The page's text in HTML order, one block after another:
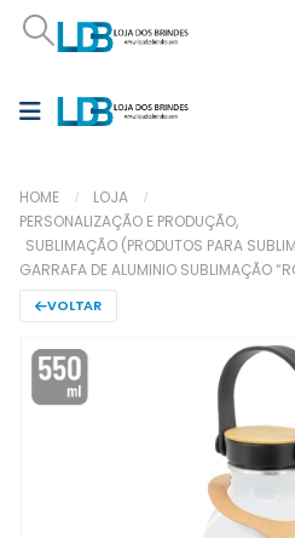
HOME
LOJA
PERSONALIZAÇÃO E PRODUÇÃO,
SUBLIMAÇÃO (PRODUTOS PARA
GARRAFA DE ALUMINIO SUBLIMAÇÃO
VOLTAR